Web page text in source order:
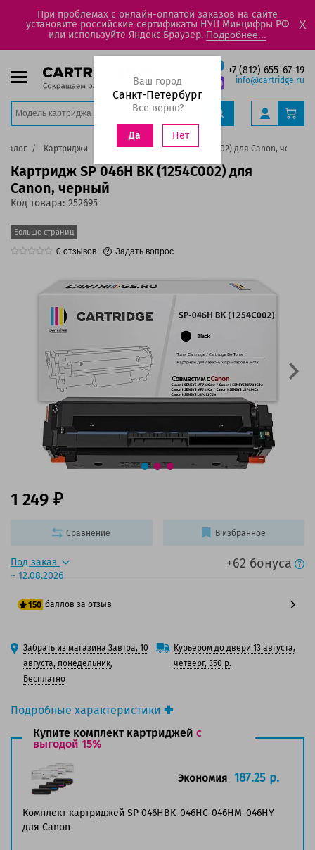
При проблемах с онлайн-оплатой заказов на сайте
установите российские сертификаты НУЦ Минцифры РФ
или используйте Яндекс.Браузер. Подробнее...
X
+7 (812) 655-67-19
info@cartridge.ru
Ваш город
Санкт-Петербург
Все верно?
Да Нет
Картриджи Картридж SP 046H BK (1254C002) для Canon, черный
Картридж SP 046H BK (1254C002) для
Canon, черный
Код товара: 252695
Больше страниц
0 отзывов Задать вопрос
Подробные характеристики
Производитель принтера:Canon
Производитель:Solution Print
Вид товара:
Оригинальность:
Аналог:Canon 046HBK/ Canon 046BK
Цвет:Черный
Ресурс:6 300 страниц формата А4 при 5%
Под заказ
~ 12.08.2026
+62 бонуса
1 249
150 баллов за отзыв
125 баллов
150 баллов
Забрать из магазина Завтра, 10
августа, понедельник,
Бесплатно
Курьером до двери 13 августа,
четверг, 350 р.
Сравнение В избранное
Купите комплект картриджей с
выгодой 15%
Комплект картриджей SP 046HBK-046HC-046HM-046HY
для Canon
Экономия 187.25 р.